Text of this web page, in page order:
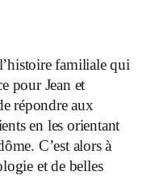
familiale qui
pour Jean et
répondre aux
en les orientant
C’est alors à
et de belles